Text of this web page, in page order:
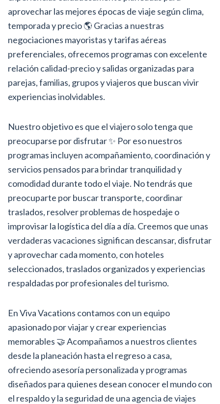
aprovechar las mejores épocas de viaje según clima,
temporada y precio 🌎 Gracias a nuestras
negociaciones mayoristas y tarifas aéreas
preferenciales, ofrecemos programas con excelente
relación calidad-precio y salidas organizadas para
parejas, familias, grupos y viajeros que buscan vivir
experiencias inolvidables.
Nuestro objetivo es que el viajero solo tenga que
preocuparse por disfrutar ✨ Por eso nuestros
programas incluyen acompañamiento, coordinación y
servicios pensados para brindar tranquilidad y
comodidad durante todo el viaje. No tendrás que
preocuparte por buscar transporte, coordinar
traslados, resolver problemas de hospedaje o
improvisar la logística del día a día. Creemos que unas
verdaderas vacaciones significan descansar, disfrutar
y aprovechar cada momento, con hoteles
seleccionados, traslados organizados y experiencias
respaldadas por profesionales del turismo.
En Viva Vacations contamos con un equipo
apasionado por viajar y crear experiencias
memorables 🤝 Acompañamos a nuestros clientes
desde la planeación hasta el regreso a casa,
ofreciendo asesoría personalizada y programas
diseñados para quienes desean conocer el mundo con
el respaldo y la seguridad de una agencia de viajes